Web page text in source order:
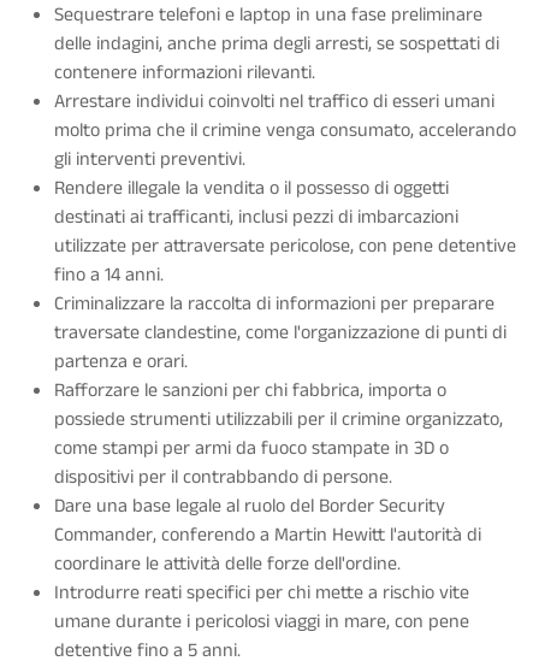
Sequestrare telefoni e laptop in una fase preliminare
delle indagini, anche prima degli arresti, se sospettati di
contenere informazioni rilevanti.
Arrestare individui coinvolti nel traffico di esseri umani
molto prima che il crimine venga consumato, accelerando
gli interventi preventivi.
Rendere illegale la vendita o il possesso di oggetti
destinati ai trafficanti, inclusi pezzi di imbarcazioni
utilizzate per attraversate pericolose, con pene detentive
fino a 14 anni.
Criminalizzare la raccolta di informazioni per preparare
traversate clandestine, come l'organizzazione di punti di
partenza e orari.
Rafforzare le sanzioni per chi fabbrica, importa o
possiede strumenti utilizzabili per il crimine organizzato,
come stampi per armi da fuoco stampate in 3D o
dispositivi per il contrabbando di persone.
Dare una base legale al ruolo del Border Security
Commander, conferendo a Martin Hewitt l'autorità di
coordinare le attività delle forze dell'ordine.
Introdurre reati specifici per chi mette a rischio vite
umane durante i pericolosi viaggi in mare, con pene
detentive fino a 5 anni.